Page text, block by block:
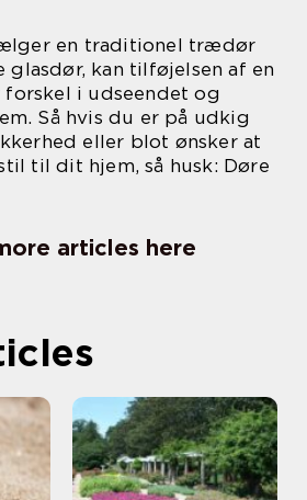
en traditionel trædør
glasdør, kan tilføjelsen af en
i udseendet og
Så hvis du er på udkig
eller blot ønsker at
til dit hjem, så husk: Døre
articles here